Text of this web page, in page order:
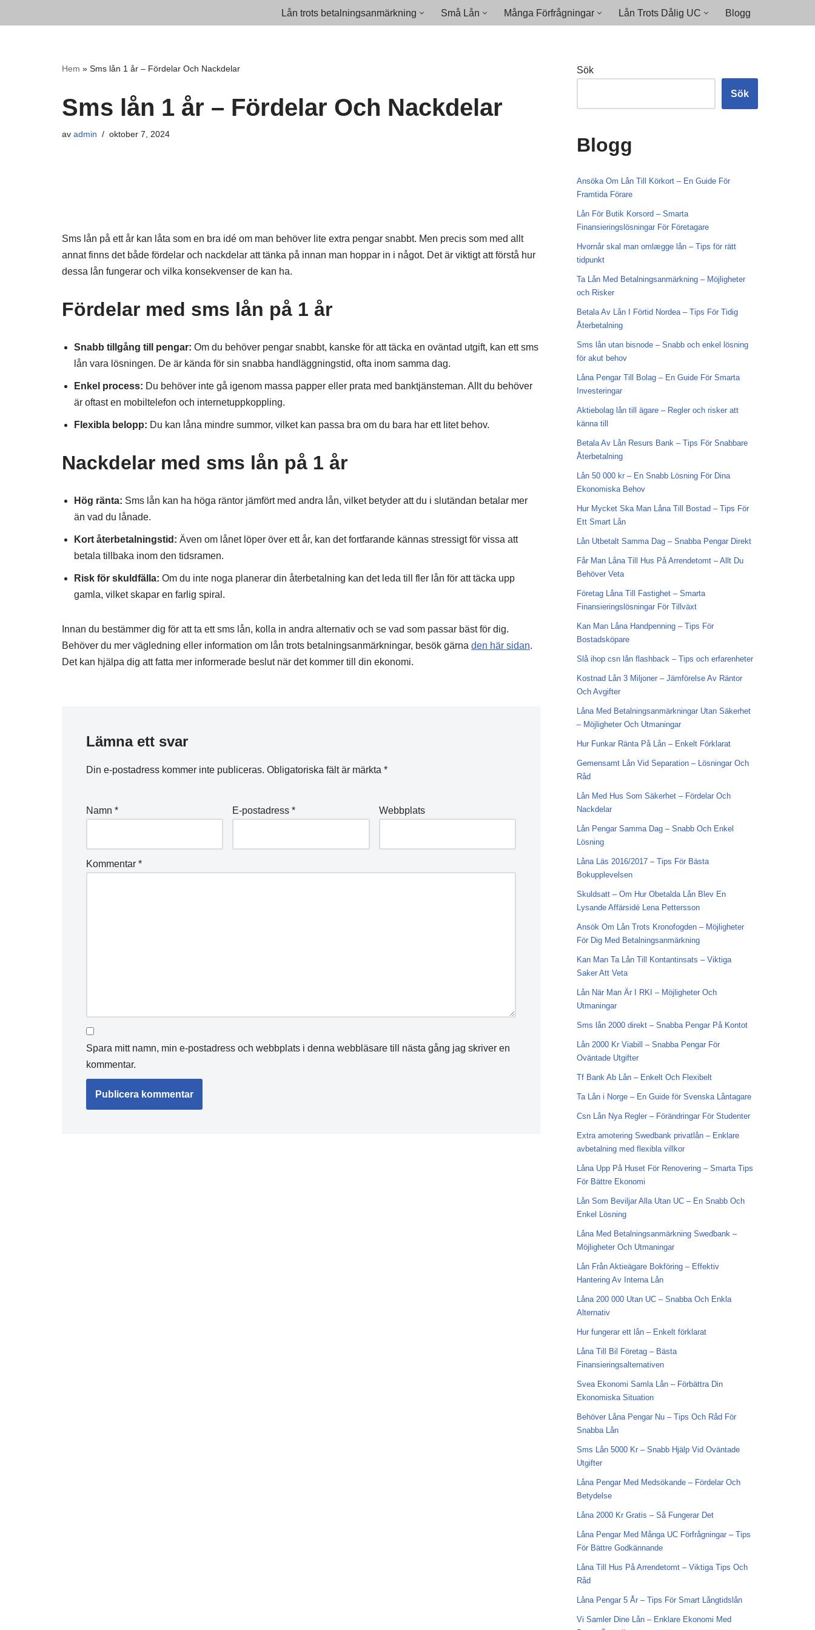
Lån trots betalningsanmärkning Små Lån Många Förfrågningar Lån Trots Dålig UC Blogg
Hem » Sms lån 1 år – Fördelar Och Nackdelar
Sms lån 1 år – Fördelar Och Nackdelar
av admin oktober 7, 2024
Sms lån på ett år kan låta som en bra idé om man behöver lite extra pengar snabbt. Men precis som med allt
annat finns det både fördelar och nackdelar att tänka på innan man hoppar in i något. Det är viktigt att förstå hur
dessa lån fungerar och vilka konsekvenser de kan ha.
Fördelar med sms lån på 1 år
Snabb tillgång till pengar: Om du behöver pengar snabbt, kanske för att täcka en oväntad utgift, kan ett sms
lån vara lösningen. De är kända för sin snabba handläggningstid, ofta inom samma dag.
Enkel process: Du behöver inte gå igenom massa papper eller prata med banktjänsteman. Allt du behöver
är oftast en mobiltelefon och internetuppkoppling.
Flexibla belopp: Du kan låna mindre summor, vilket kan passa bra om du bara har ett litet behov.
Nackdelar med sms lån på 1 år
Hög ränta: Sms lån kan ha höga räntor jämfört med andra lån, vilket betyder att du i slutändan betalar mer
än vad du lånade.
Kort återbetalningstid: Även om lånet löper över ett år, kan det fortfarande kännas stressigt för vissa att
betala tillbaka inom den tidsramen.
Risk för skuldfälla: Om du inte noga planerar din återbetalning kan det leda till fler lån för att täcka upp
gamla, vilket skapar en farlig spiral.
Innan du bestämmer dig för att ta ett sms lån, kolla in andra alternativ och se vad som passar bäst för dig.
Behöver du mer vägledning eller information om lån trots betalningsanmärkningar, besök gärna den här sidan.
Det kan hjälpa dig att fatta mer informerade beslut när det kommer till din ekonomi.
Lämna ett svar
Din e-postadress kommer inte publiceras. Obligatoriska fält är märkta *
Namn * E-postadress* Webbplats
Kommentar *
Spara mitt namn, min e-postadress och webbplats i denna webbläsare till nästa gång jag skriver en
kommentar.
Sök
Sök
Blogg
Ansöka Om Lån Till Körkort – En Guide För
Framtida Förare
Lån För Butik Korsord – Smarta
Finansieringslösningar För Företagare
Hvornår skal man omlægge lån – Tips för rätt
tidpunkt
Ta Lån Med Betalningsanmärkning – Möjligheter
och Risker
Betala Av Lån I Förtid Nordea – Tips För Tidig
Återbetalning
Sms lån utan bisnode – Snabb och enkel lösning
för akut behov
Låna Pengar Till Bolag – En Guide För Smarta
Investeringar
Aktiebolag lån till ägare – Regler och risker att
känna till
Betala Av Lån Resurs Bank – Tips För Snabbare
Återbetalning
Lån 50 000 kr – En Snabb Lösning För Dina
Ekonomiska Behov
Hur Mycket Ska Man Låna Till Bostad – Tips För
Ett Smart Lån
Lån Utbetalt Samma Dag – Snabba Pengar Direkt
Får Man Låna Till Hus På Arrendetomt – Allt Du
Behöver Veta
Företag Låna Till Fastighet – Smarta
Finansieringslösningar För Tillväxt
Kan Man Låna Handpenning – Tips För
Bostadsköpare
Slå ihop csn lån flashback – Tips och erfarenheter
Kostnad Lån 3 Miljoner – Jämförelse Av Räntor
Och Avgifter
Låna Med Betalningsanmärkningar Utan Säkerhet
– Möjligheter Och Utmaningar
Hur Funkar Ränta På Lån – Enkelt Förklarat
Gemensamt Lån Vid Separation – Lösningar Och
Råd
Lån Med Hus Som Säkerhet – Fördelar Och
Nackdelar
Lån Pengar Samma Dag – Snabb Och Enkel
Lösning
Låna Läs 2016/2017 – Tips För Bästa
Bokupplevelsen
Skuldsatt – Om Hur Obetalda Lån Blev En
Lysande Affärsidé Lena Pettersson
Ansök Om Lån Trots Kronofogden – Möjligheter
För Dig Med Betalningsanmärkning
Kan Man Ta Lån Till Kontantinsats – Viktiga
Saker Att Veta
Lån När Man Är I RKI – Möjligheter Och
Utmaningar
Sms lån 2000 direkt – Snabba Pengar På Kontot
Lån 2000 Kr Viabill – Snabba Pengar För
Oväntade Utgifter
Tf Bank Ab Lån – Enkelt Och Flexibelt
Ta Lån i Norge – En Guide för Svenska Låntagare
Csn Lån Nya Regler – Förändringar För Studenter
Extra amotering Swedbank privatlån – Enklare
avbetalning med flexibla villkor
Låna Upp På Huset För Renovering – Smarta Tips
För Bättre Ekonomi
Lån Som Beviljar Alla Utan UC – En Snabb Och
Enkel Lösning
Låna Med Betalningsanmärkning Swedbank –
Möjligheter Och Utmaningar
Lån Från Aktieägare Bokföring – Effektiv
Hantering Av Interna Lån
Låna 200 000 Utan UC – Snabba Och Enkla
Alternativ
Hur fungerar ett lån – Enkelt förklarat
Låna Till Bil Företag – Bästa
Finansieringsalternativen
Svea Ekonomi Samla Lån – Förbättra Din
Ekonomiska Situation
Behöver Låna Pengar Nu – Tips Och Råd För
Snabba Lån
Sms Lån 5000 Kr – Snabb Hjälp Vid Oväntade
Utgifter
Låna Pengar Med Medsökande – Fördelar Och
Betydelse
Låna 2000 Kr Gratis – Så Fungerar Det
Låna Pengar Med Många UC Förfrågningar – Tips
För Bättre Godkännande
Låna Till Hus På Arrendetomt – Viktiga Tips Och
Råd
Låna Pengar 5 År – Tips För Smart Långtidslån
Vi Samler Dine Lån – Enklare Ekonomi Med